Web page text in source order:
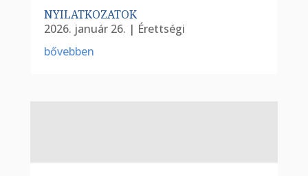
NYILATKOZATOK
2026. január 26. | Érettségi
bővebben